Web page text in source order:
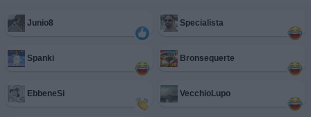
Junio8 Specialista
Spanki Bronsequerte
EbbeneSi VecchioLupo